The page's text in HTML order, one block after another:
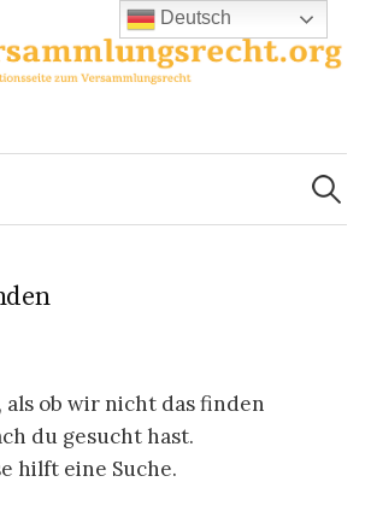
Suchen
nach:
als ob wir nicht das finden
du gesucht hast.
hilft eine Suche.
Deutsch